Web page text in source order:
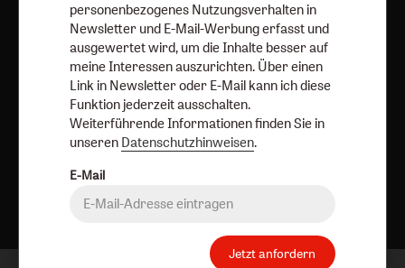
personenbezogenes Nutzungsverhalten in
Newsletter und E-Mail-Werbung erfasst und
ausgewertet wird, um die Inhalte besser auf
meine Interessen auszurichten. Über einen
Link in Newsletter oder E-Mail kann ich diese
Funktion jederzeit ausschalten.
Weiterführende Informationen finden Sie in
unseren Datenschutzhinweisen.
E-Mail
Jetzt anfordern